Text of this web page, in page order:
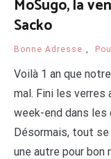
MoSugo, la
Sacko
Bonne Adresse ,
Voilà 1 an que
mal. Fini les
week-end dans les
Désormais, tout
une autre pour bon